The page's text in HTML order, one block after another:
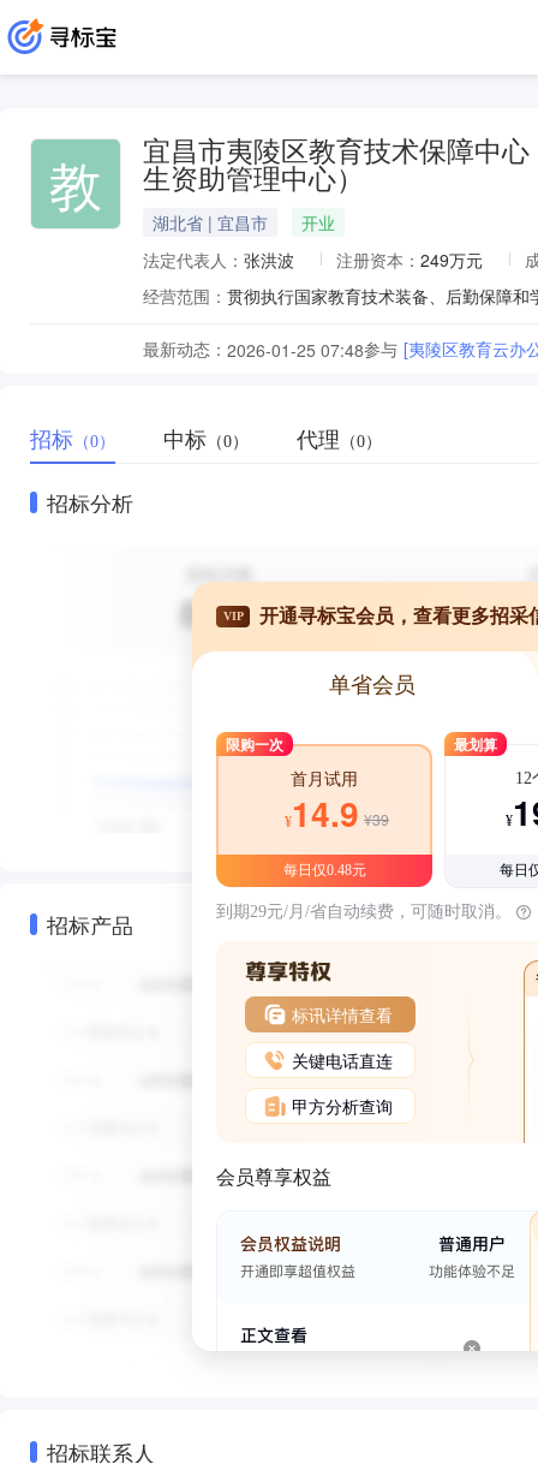
教
宜昌市夷陵区教育技术保障中
生资助管理中心）
湖北省 | 宜昌市
开业
法定代表人： 张洪波 注册资本： 249万元
经营范围：
最新动态： 2026-01-25 07:48参与 [夷陵区教育云办
招标 （0） 中标 （0） 代理 （0）
招标分析
招标产品
VIP 开通寻标宝会员，查看更多招采
单省会员
限购一次
首月试用
¥14.9 ¥39
每日仅0.48元
最划算
12
¥
每日
到期29元/月/省自动续费，可随时取消。
标讯详情查看
关键电话直连
甲方分析查询
会员尊享权益
招标联系人